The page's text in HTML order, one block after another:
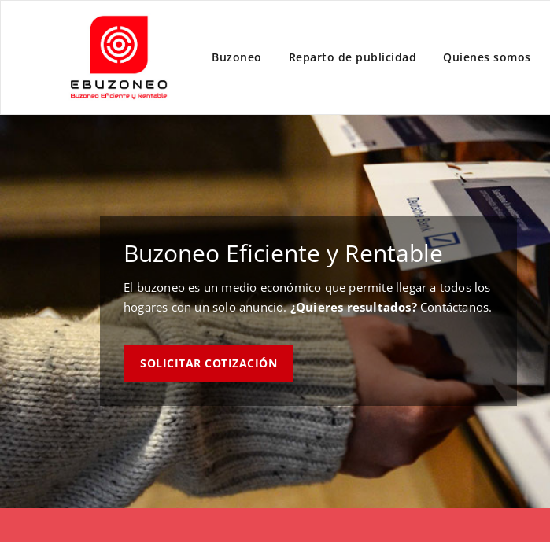
Buzoneo Reparto de publicidad Quienes somos
Buzoneo Eficiente y Rentable
El buzoneo es un medio económico que permite llegar a todos los
hogares con un solo anuncio.¿Quieres resultados?Contáctanos.
SOLICITAR COTIZACIÓN